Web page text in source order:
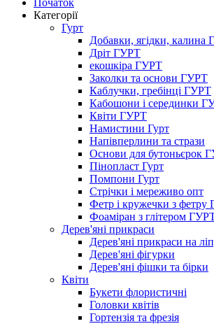
Початок
Категорії
Гурт
Добавки, ягідки, калина
Дріт ГУРТ
екошкіра ГУРТ
Заколки та основи ГУРТ
Каблучки, гребінці ГУРТ
Кабошони і серединки
Квіти ГУРТ
Намистини Гурт
Напівперлини та стрази
Основи для бутоньєрок
Пінопласт Гурт
Помпони Гурт
Стрічки і мереживо опт
Фетр і кружечки з фетру
Фоаміран з глітером
Дерев'яні прикраси
Дерев'яні прикраси на
Дерев'яні фігурки
Дерев'яні фішки та бірки
Квіти
Букети флористичні
Головки квітів
Гортензія та фрезія